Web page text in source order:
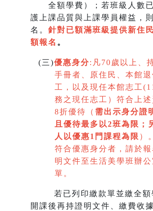
全額學費）；若班級人數
護上課品質與上課學員權益，
名。 針對已額滿班級提供新住
額報名 。
(三)優惠身分: 凡70歲以上、
手冊者、原住民、本館退
工，以及現任本館志工
務之現任志工）符合上
8折優待（ 需出示身分證
且優待最多以2班為限 ；
人以優惠1門課程為限 ）
符合優惠身分者，請於
明文件至生活美學班辦
單。
若已列印繳款單並繳全
開課後再持證明文件、繳費收